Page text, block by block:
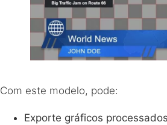
Com este modelo, pode:
Exporte gráficos